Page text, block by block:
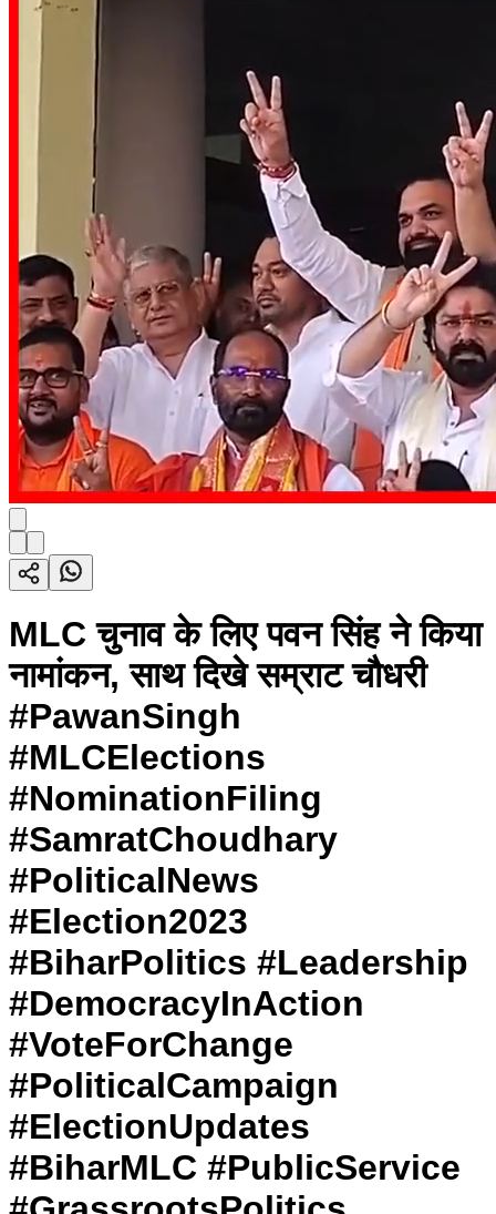
MLC चुनाव के लिए पवन सिंह ने किया
नामांकन, साथ दिखे सम्राट चौधरी
#PawanSingh
#MLCElections
#NominationFiling
#SamratChoudhary
#PoliticalNews
#Election2023
#BiharPolitics #Leadership
#DemocracyInAction
#VoteForChange
#PoliticalCampaign
#ElectionUpdates
#BiharMLC #PublicService